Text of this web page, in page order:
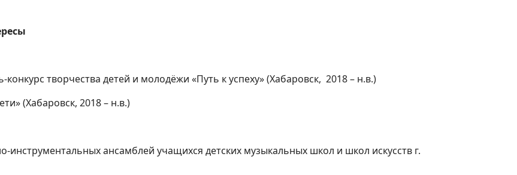
творчества детей и молодёжи «Путь к успеху» (Хабаровск, 2018 – н.в.)
(Хабаровск, 2018 – н.в.)
инструментальных ансамблей учащихся детских музыкальных школ и школ искусств г.